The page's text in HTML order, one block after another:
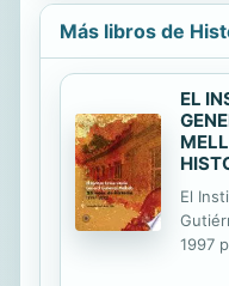
Más libros de
EL
El
1997